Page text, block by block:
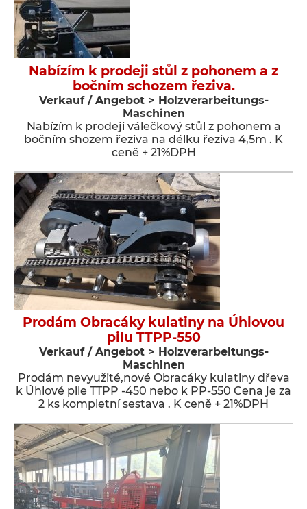
Nabízím k prodeji stůl z pohonem a z
bočním schozem řeziva.
Verkauf / Angebot > Holzverarbeitungs-
Maschinen
Nabízím k prodeji válečkový stůl z pohonem a
bočním shozem řeziva na délku řeziva 4,5m . K
ceně + 21%DPH
Prodám Obracáky kulatiny na Úhlovou
pilu TTPP-550
Verkauf / Angebot > Holzverarbeitungs-
Maschinen
Prodám nevyužité,nové Obracáky kulatiny dřeva
k Úhlové pile TTPP -450 nebo k PP-550 Cena je za
2 ks kompletní sestava . K ceně + 21%DPH